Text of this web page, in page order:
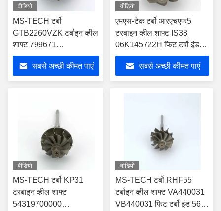
वीडियो
MS-TECH टर्बो
GTB2260VZK टर्बाइन व्हील
शाफ्ट 799671
059145874L फिट टर्बो ब्लेड
सबसे अच्छी कीमत पाएं
वीडियो
एमएस-टेक टर्बो आरएचएफ5
टरबाइन व्हील शाफ्ट IS38
06K145722H फिट टर्बो इंड
54.74 मिमी एक्सड 47.45 मिमी
ब्लेड 8 सबसे अच्छी कीमत पाएं
वीडियो
MS-TECH टर्बो KP31
टरबाइन व्हील शाफ्ट
54319700000
वीडियो
MS-TECH टर्बो RHF55
टर्बाइन व्हील शाफ्ट VA440031
VB440031 फिट टर्बो इंड 56